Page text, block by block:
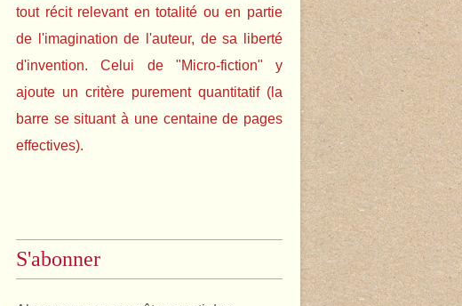
tout récit relevant en totalité ou en partie
de l'imagination de l'auteur, de sa liberté
d'invention. Celui de "Micro-fiction" y
ajoute un critère purement quantitatif (la
barre se situant à une centaine de pages
effectives).
S'abonner